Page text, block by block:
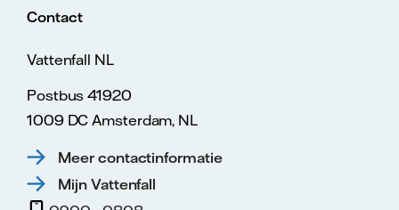
Contact
Vattenfall NL
Postbus 41920
1009 DC Amsterdam, NL
Meer contactinformatie
Mijn Vattenfall